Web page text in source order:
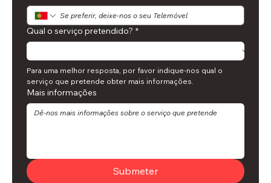
Qual o serviço pretendido? *
Para uma melhor resposta, por favor indique-nos qual o
serviço que pretende obter mais informações.
Mais informações
Submeter